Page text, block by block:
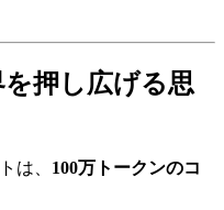
を押し広げる思
は、 100万トークンのコ